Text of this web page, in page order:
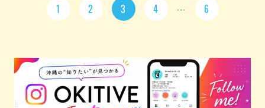
1 2 3 4 6